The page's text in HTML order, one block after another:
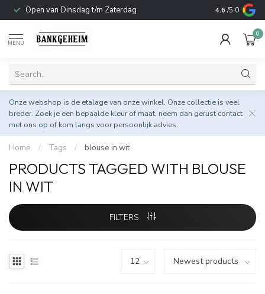
Open van Dinsdag t/m Zaterdag Duurzame &
4.6 /5.0
MENU
0
Onze webshop is de etalage van onze winkel. Onze collectie is veel
breder. Zoek je een bepaalde kleur of maat, neem dan gerust contact
met ons op of kom langs voor persoonlijk advies.
Home / Tags / blouse in wit
PRODUCTS TAGGED WITH BLOUSE
IN WIT
FILTERS